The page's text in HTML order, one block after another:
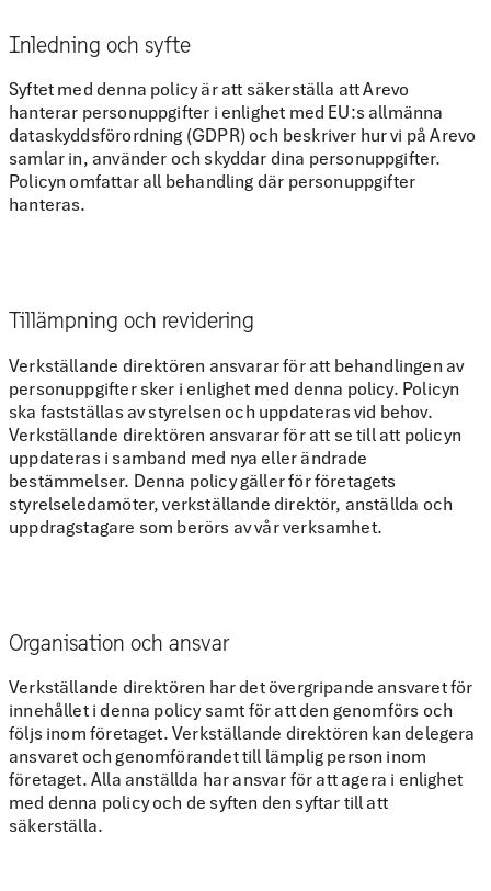
Inledning och syfte
Syftet med denna policy är att säkerställa att Arevo
hanterar personuppgifter i enlighet med EU:s allmänna
dataskyddsförordning (GDPR) och beskriver hur vi på Arevo
samlar in, använder och skyddar dina personuppgifter.
Policyn omfattar all behandling där personuppgifter
hanteras.
Tillämpning och revidering
Verkställande direktören ansvarar för att behandlingen av
personuppgifter sker i enlighet med denna policy. Policyn
ska fastställas av styrelsen och uppdateras vid behov.
Verkställande direktören ansvarar för att se till att policyn
uppdateras i samband med nya eller ändrade
bestämmelser. Denna policy gäller för företagets
styrelseledamöter, verkställande direktör, anställda och
uppdragstagare som berörs av vår verksamhet.
Organisation och ansvar
Verkställande direktören har det övergripande ansvaret för
innehållet i denna policy samt för att den genomförs och
följs inom företaget. Verkställande direktören kan delegera
ansvaret och genomförandet till lämplig person inom
företaget. Alla anställda har ansvar för att agera i enlighet
med denna policy och de syften den syftar till att
säkerställa.